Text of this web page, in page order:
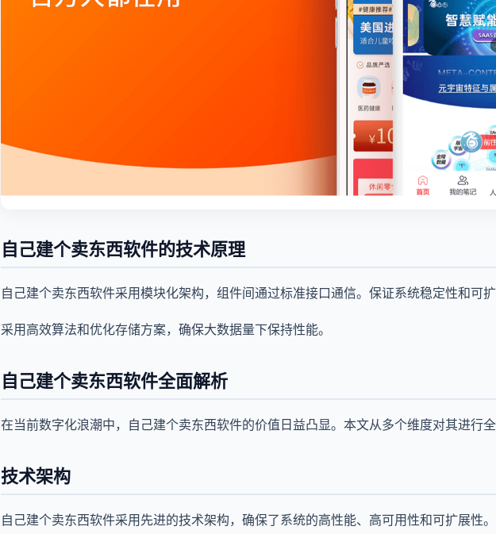
自己建个卖东西软件的技术原理
自己建个卖东西软件采用模块化架构，组件间通过标准接口通信。保证系统稳定性和可
采用高效算法和优化存储方案，确保大数据量下保持性能。
自己建个卖东西软件全面解析
在当前数字化浪潮中，自己建个卖东西软件的价值日益凸显。本文从多个维度对其进行
技术架构
自己建个卖东西软件采用先进的技术架构，确保了系统的高性能、高可用性和可扩展性